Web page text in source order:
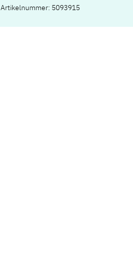
Artikelnummer: 5093915